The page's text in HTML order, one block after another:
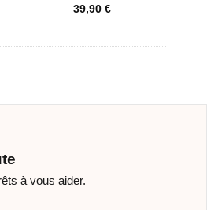
39,90 €
à vous aider.